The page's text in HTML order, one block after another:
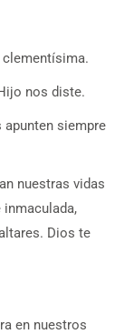
clementísima.
nos diste.
apunten siempre
nuestras vidas
inmaculada,
Dios te
en nuestros